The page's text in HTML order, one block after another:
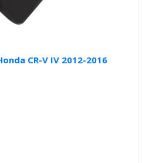
CR-V IV 2012-2016